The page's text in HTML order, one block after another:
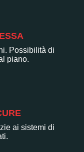
Possibilità di
piano.
ai sistemi di